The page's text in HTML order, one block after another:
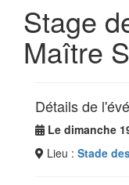
Stage
Maître
Détails de
Le dimanche
Lieu : Stade